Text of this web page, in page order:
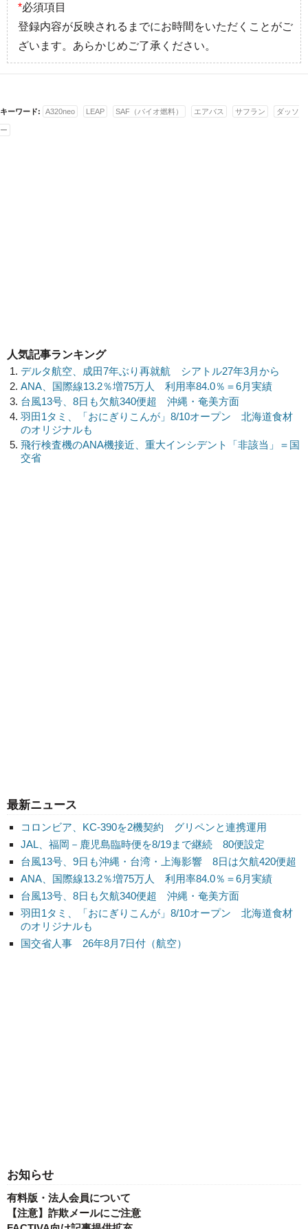
最新ニュース
コロンビア、KC-390を2機契約 グリペンと連携運用
JAL、福岡－鹿児島臨時便を8/19まで継続 80便設定
台風13号、9日も沖縄・台湾・上海影響 8日は欠航420便超
ANA、国際線13.2％増75万人 利用率84.0％＝6月実績
台風13号、8日も欠航340便超 沖縄・奄美方面
羽田1タミ、「おにぎりこんが」8/10オープン 北海道食材
のオリジナルも
国交省人事 26年8月7日付（航空）
お知らせ
有料版・法人会員について
【注意】詐欺メールにご注意
*必須項目
登録内容が反映されるまでにお時間をいただくことがご
ざいます。あらかじめご了承ください。
キーワード: A320neo LEAP SAF（バイオ燃料） エアバス サフラン ダッソ
ー
人気記事ランキング
デルタ航空、成田7年ぶり再就航 シアトル27年3月から
ANA、国際線13.2％増75万人 利用率84.0％＝6月実績
台風13号、8日も欠航340便超 沖縄・奄美方面
羽田1タミ、「おにぎりこんが」8/10オープン 北海道食材
のオリジナルも
飛行検査機のANA機接近、重大インシデント「非該当」＝国
交省